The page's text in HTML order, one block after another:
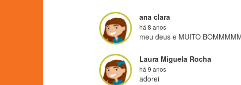
ana clara
há 8 anos
meu deus e MUITO
Laura Miguela Rocha
há 9 anos
adorei